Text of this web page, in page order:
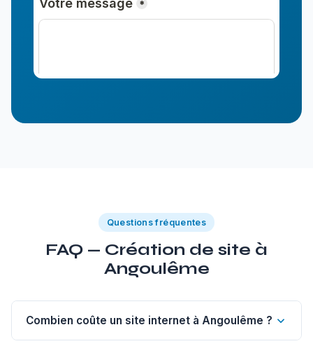
Questions fréquentes
FAQ — Création de site à
Angoulême
Combien coûte un site internet à Angoulême ?